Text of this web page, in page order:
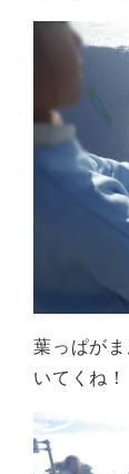
葉っぱが
いてくね！